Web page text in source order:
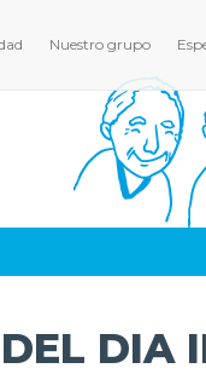
Nuestro grupo
DIA